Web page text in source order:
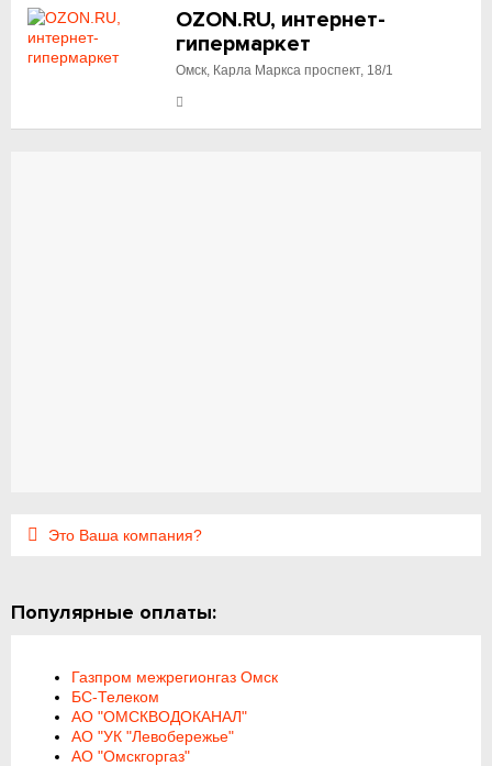
OZON.RU, интернет-
гипермаркет
Омск, Карла Маркса проспект, 18/1
Это Ваша компания?
Популярные оплаты:
Газпром межрегионгаз Омск
БС-Телеком
АО "ОМСКВОДОКАНАЛ"
АО "УК "Левобережье"
АО "Омскгоргаз"